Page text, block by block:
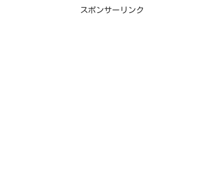
スポンサーリンク